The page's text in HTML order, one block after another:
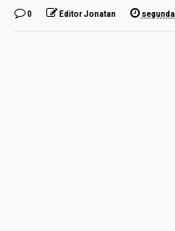
0 Editor Jonatan